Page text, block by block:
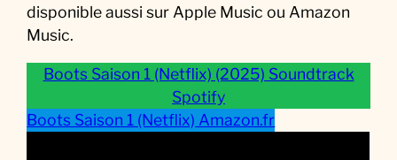
disponible aussi sur Apple Music ou Amazon
Music.
Boots Saison 1 (Netflix) (2025) Soundtrack
Spotify
Boots Saison 1 (Netflix) Amazon.fr